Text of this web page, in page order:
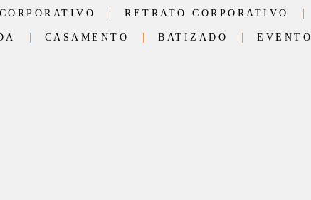
CORPORATIVO RETRATO CORPORATIVO
CASAMENTO BATIZADO EVENTO